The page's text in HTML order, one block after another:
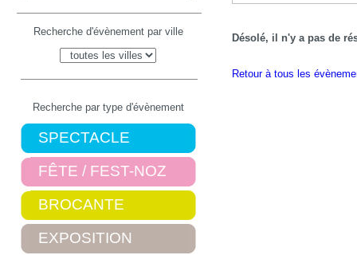
Recherche d'évènement par ville
Recherche par type d'évènement
SPECTACLE
FÊTE / FEST-NOZ
BROCANTE
EXPOSITION
Désolé, il n'y a pas de
Retour à tous les